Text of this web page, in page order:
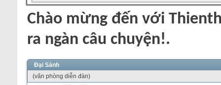
Chào mừng đến với
ra ngàn câu chuyện!.
Đại Sảnh
(văn phòng diễn đàn)